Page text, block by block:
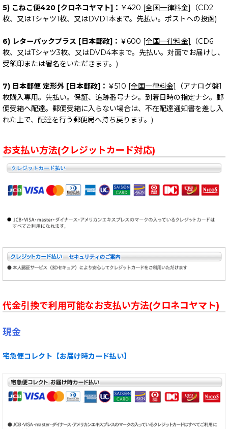
5) こねこ便420 [クロネコヤマト]： ￥420 [全国一律料金]
（CD2
枚、又はTシャツ1枚、又はDVD1本まで。先払い。ポストへの投函)
6) レターパックプラス [日本郵政]： ￥600 [全国一律料金]
（CD6
枚、又はTシャツ3枚、又はDVD4本まで。先払い。対面でお届けし、
受領印または署名をいただきます。)
7) 日本郵便 定形外 [日本郵政]： ￥510 [全国一律料金]
（アナログ盤1
枚購入専用。先払い。保証、追跡番号ナシ。到着日時の指定ナシ。郵
便受箱へ配達。郵便受箱に入らない場合は、不在配達通知書を差し入
れた上で、配達を行う郵便局へ持ち戻ります。)
お支払い方法(クレジットカード対応)
代金引換で利用可能なお支払い方法(クロネコヤマト)
現金
宅急便コレクト【お届け時カード払い】